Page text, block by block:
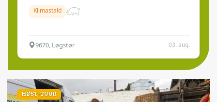
Klimastald
9670, Løgstør 03. aug.
HØST-TOUR